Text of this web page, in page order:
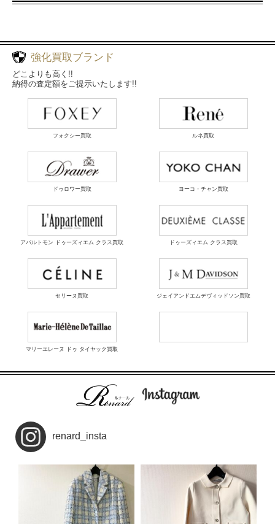
強化買取ブランド
どこよりも高く!!
納得の査定額をご提示いたします!!
フォクシー買取 ルネ買取
ドゥロワー買取 ヨーコ・チャン買取
アパルトモン ドゥーズィエム クラス買取 ドゥーズィエム クラス買取
セリーヌ買取 ジェイアンドエムデヴィッドソン買取
マリーエレーヌ ドゥ タイヤック買取
renard_insta